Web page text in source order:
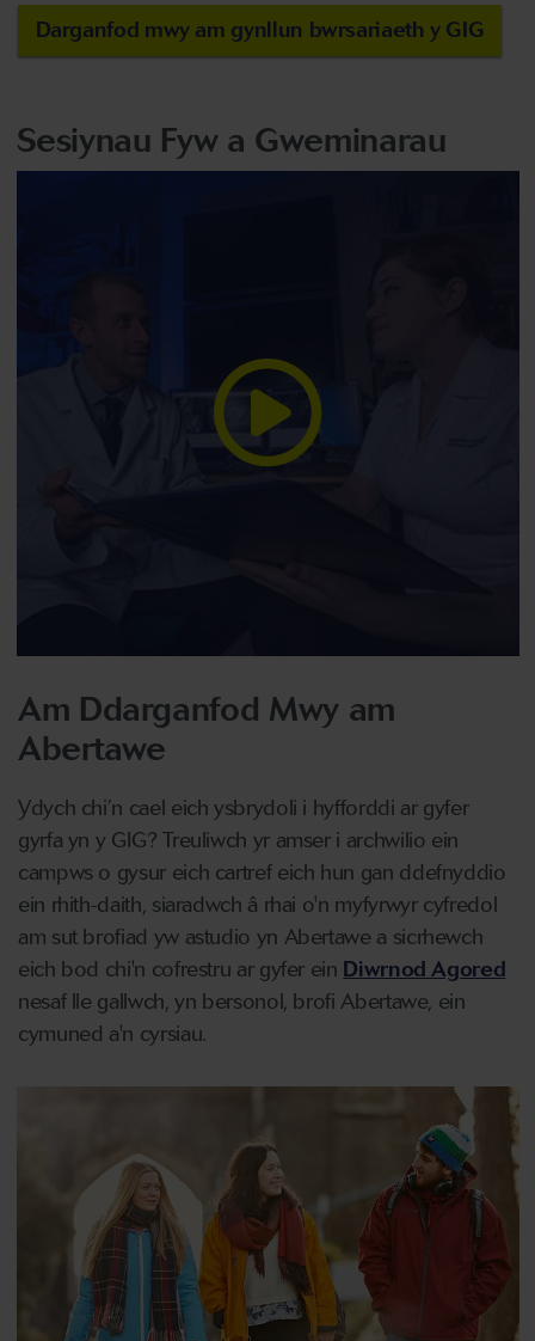
Darganfod mwy am gynllun bwrsariaeth y GIG
Sesiynau Fyw a Gweminarau
Am Ddarganfod Mwy am
Abertawe
Ydych chi’n cael eich ysbrydoli i hyfforddi ar gyfer
gyrfa yn y GIG? Treuliwch yr amser i archwilio ein
campws o gysur eich cartref eich hun gan ddefnyddio
ein rhith-daith, siaradwch â rhai o'n myfyrwyr cyfredol
am sut brofiad yw astudio yn Abertawe a sicrhewch
eich bod chi'n cofrestru ar gyfer ein Diwrnod Agored
nesaf lle gallwch, yn bersonol, brofi Abertawe, ein
cymuned a'n cyrsiau.